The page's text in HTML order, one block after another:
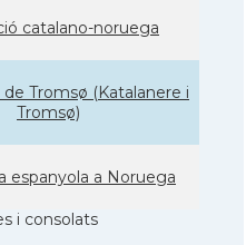
catalano-noruega
de Tromsø (Katalanere i
Tromsø)
espanyola a Noruega
i consolats